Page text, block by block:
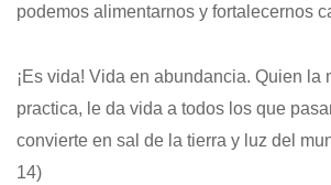
podemos alimentarnos y fortalecernos
¡Es vida! Vida en abundancia. Quien la
practica, le da vida a todos los que
convierte en sal de la tierra y luz del
14)